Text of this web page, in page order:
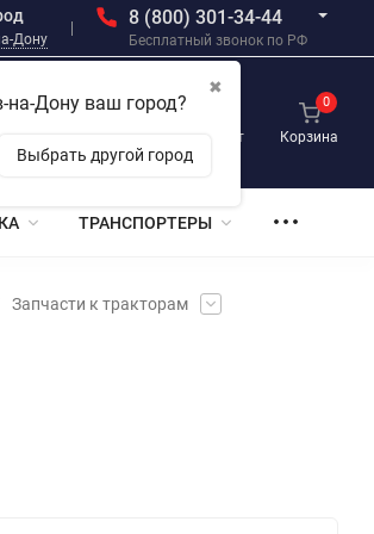
Дону
✖
на-Дону ваш город?
Выбрать другой город
8 (800) 301-34-44
Бесплатный звонок по РФ
0
Личный кабинет Корзина
0
ТРАНСПОРТЕРЫ
Запчасти к тракторам